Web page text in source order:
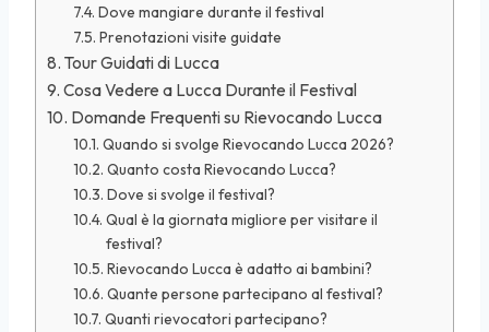
Dove mangiare durante il festival
Prenotazioni visite guidate
Tour Guidati di Lucca
Cosa Vedere a Lucca Durante il Festival
Domande Frequenti su Rievocando Lucca
Quando si svolge Rievocando Lucca 2026?
Quanto costa Rievocando Lucca?
Dove si svolge il festival?
Qual è la giornata migliore per visitare il
festival?
Rievocando Lucca è adatto ai bambini?
Quante persone partecipano al festival?
Quanti rievocatori partecipano?